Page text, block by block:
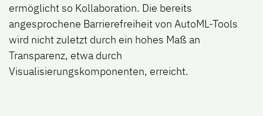
ermöglicht so Kollaboration. Die bereits
angesprochene Barrierefreiheit von AutoML-Tools
wird nicht zuletzt durch ein hohes Maß an
Transparenz, etwa durch
Visualisierungskomponenten, erreicht.